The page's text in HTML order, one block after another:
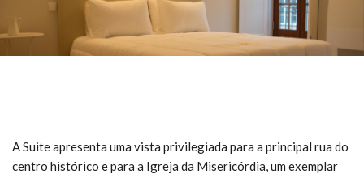
A Suite apresenta uma vista privilegiada para a principal rua do
centro histórico e para a Igreja da Misericórdia, um exemplar